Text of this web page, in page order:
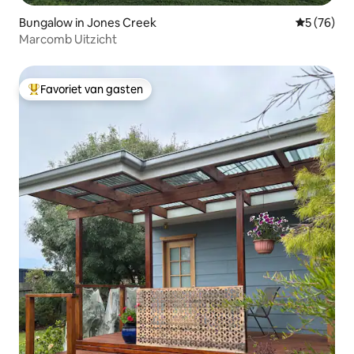
Bungalow in Jones Creek
5 (76)
Marcomb Uitzicht
Topfavoriet van gasten
Favoriet van gasten